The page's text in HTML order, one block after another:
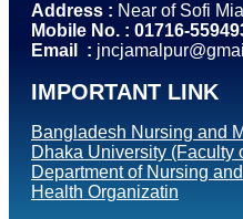
Address : Near of Sofi
Mobile No. : 01716-
Email :
IMPORTANT LINK
Bangladesh Nursing and
Dhaka University (Faculty
Department of Nursing
Health Organizatin